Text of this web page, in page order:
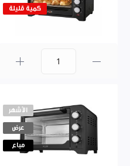
كمية قليلة
الأشهر
عرض
مباع